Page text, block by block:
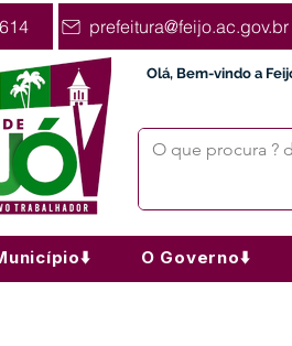
prefeitura@feijo.ac.gov.br
Olá, Bem-vindo a
O Governo⬇️